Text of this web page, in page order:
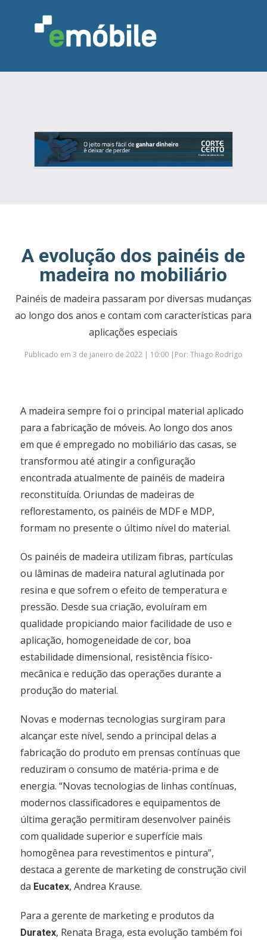
INDÚSTRIA MARCENARIA
DESIGN & DECORAÇÃO
INDICADORES
FEIRAS NOTÍCIAS
A evolução dos painéis de
madeira no mobiliário
Painéis de madeira passaram por diversas mudanças
ao longo dos anos e contam com características para
aplicações especiais
Publicado em 3 de janeiro de 2022 | 10:00 |Por: Thiago Rodrigo
A madeira sempre foi o principal material aplicado
para a fabricação de móveis. Ao longo dos anos
em que é empregado no mobiliário das casas, se
transformou até atingir a configuração
encontrada atualmente de painéis de madeira
reconstituída. Oriundas de madeiras de
reflorestamento, os painéis de MDF e MDP,
formam no presente o último nível do material.
Os painéis de madeira utilizam fibras, partículas
ou lâminas de madeira natural aglutinada por
resina e que sofrem o efeito de temperatura e
pressão. Desde sua criação, evoluíram em
qualidade propiciando maior facilidade de uso e
aplicação, homogeneidade de cor, boa
estabilidade dimensional, resistência físico-
mecânica e redução das operações durante a
produção do material.
Novas e modernas tecnologias surgiram para
alcançar este nível, sendo a principal delas a
fabricação do produto em prensas contínuas que
reduziram o consumo de matéria-prima e de
energia. “Novas tecnologias de linhas contínuas,
modernos classificadores e equipamentos de
última geração permitiram desenvolver painéis
com qualidade superior e superfície mais
homogênea para revestimentos e pintura”,
destaca a gerente de marketing de construção civil
da Eucatex, Andrea Krause.
Para a gerente de marketing e produtos da
Duratex, Renata Braga, esta evolução também foi